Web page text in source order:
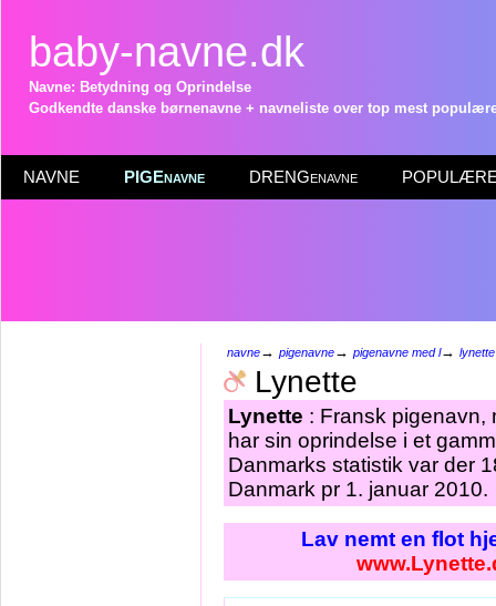
baby-navne.dk
Navne: Betydning og Oprindelse
Godkendte danske børnenavne + navneliste over top mest
NAVNE PIGEnavne DRENGenavne POPULÆRE
navne→ pigenavne→ pigenavne med l→ lynette
Lynette
Lynette : Fransk pigenavn,
har sin oprindelse i et
Danmarks statistik var der
Danmark pr 1. januar 2010.
Lav nemt en flot